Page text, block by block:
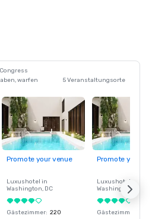
warfen
5 Veranstaltungsorte
Promote your venue
Luxushotel in
Washington, DC
Gästezimmer: 220
Promote your
Luxushotel in
Washington
Gästezimmer